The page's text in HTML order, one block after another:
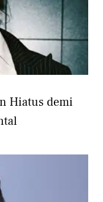
Hiatus demi